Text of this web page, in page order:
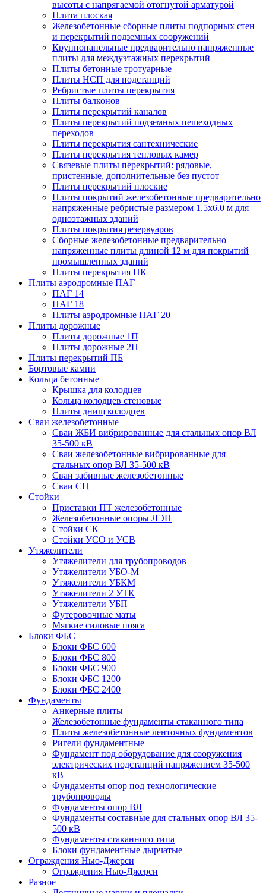
высоты с напрягаемой отогнутой арматурой
Плита плоская
Железобетонные сборные плиты подпорных стен
и перекрытий подземных сооружений
Крупнопанельные предварительно напряженные
плиты для междуэтажных перекрытий
Плиты бетонные тротуарные
Плиты НСП для подстанций
Ребристые плиты перекрытия
Плиты балконов
Плиты перекрытий каналов
Плиты перекрытий подземных пешеходных
переходов
Плиты перекрытия сантехнические
Плиты перекрытия тепловых камер
Связевые плиты перекрытий: рядовые,
пристенные, дополнительные без пустот
Плиты перекрытий плоские
Плиты покрытий железобетонные предварительно
напряженные ребристые размером 1.5х6.0 м для
одноэтажных зданий
Плиты покрытия резервуаров
Сборные железобетонные предварительно
напряженные плиты длиной 12 м для покрытий
промышленных зданий
Плиты перекрытия ПК
Плиты аэродромные ПАГ
ПАГ 14
ПАГ 18
Плиты аэродромные ПАГ 20
Плиты дорожные
Плиты дорожные 1П
Плиты дорожные 2П
Плиты перекрытий ПБ
Бортовые камни
Кольца бетонные
Крышка для колодцев
Кольца колодцев стеновые
Плиты днищ колодцев
Сваи железобетонные
Сваи ЖБИ вибрированные для стальных опор ВЛ
35-500 кВ
Сваи железобетонные вибрированные для
стальных опор ВЛ 35-500 кВ
Сваи забивные железобетонные
Сваи СЦ
Стойки
Приставки ПТ железобетонные
Железобетонные опоры ЛЭП
Стойки СК
Стойки УСО и УСВ
Утяжелители
Утяжелители для трубопроводов
Утяжелители УБО-М
Утяжелители УБКМ
Утяжелители 2 УТК
Утяжелители УБП
Футеровочные маты
Мягкие силовые пояса
Блоки ФБС
Блоки ФБС 600
Блоки ФБС 800
Блоки ФБС 900
Блоки ФБС 1200
Блоки ФБС 2400
Фундаменты
Анкерные плиты
Железобетонные фундаменты стаканного типа
Плиты железобетонные ленточных фундаментов
Ригели фундаментные
Фундамент под оборудование для сооружения
электрических подстанций напряжением 35-500
кВ
Фундаменты опор под технологические
трубопроводы
Фундаменты опор ВЛ
Фундаменты составные для стальных опор ВЛ 35-
500 кВ
Фундаменты стаканного типа
Блоки фундаментные дырчатые
Ограждения Нью-Джерси
Ограждения Нью-Джерси
Разное